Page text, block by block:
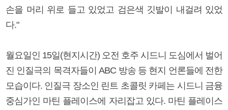
손을 머리 위로 들고 있었고 검은색 깃발이 내걸려 있었
다."
월요일인 15일(현지시간) 오전 호주 시드니 도심에서 벌어
진 인질극의 목격자들이 ABC 방송 등 현지 언론들에 전한
모습이다. 인질극 장소인 린트 초콜릿 카페는 시드니 금융
중심가인 마틴 플레이스에 자리잡고 있다. 마틴 플레이스